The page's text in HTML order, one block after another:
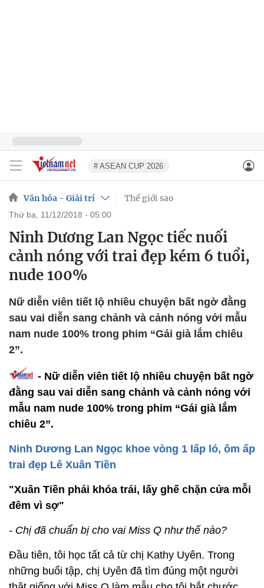
# ASEAN CUP 2026
Văn hóa - Giải trí Thế giới sao
thứ ba, 11/12/2018 - 05:00
Ninh Dương Lan Ngọc tiếc nuối
cảnh nóng với trai đẹp kém 6 tuổi,
nude 100%
Nữ diễn viên tiết lộ nhiều chuyện bất ngờ đằng
sau vai diễn sang chảnh và cảnh nóng với mẫu
nam nude 100% trong phim “Gái già lắm chiêu
2”.
- Nữ diễn viên tiết lộ nhiều chuyện bất ngờ
đằng sau vai diễn sang chảnh và cảnh nóng với
mẫu nam nude 100% trong phim “Gái già lắm
chiêu 2”.
Ninh Dương Lan Ngọc khoe vòng 1 lấp ló, ôm ấp
trai đẹp Lê Xuân Tiền
"Xuân Tiền phải khóa trái, lấy ghế chặn cửa mỗi
đêm vì sợ"
- Chị đã chuẩn bị cho vai Miss Q như thế nào?
Đầu tiên, tôi học tất cả từ chị Kathy Uyên. Trong
những buổi tập, chị Uyên đã tìm đúng một người